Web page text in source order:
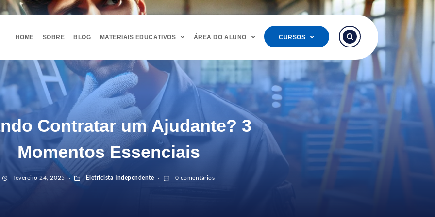
HOME SOBRE BLOG MATERIAIS EDUCATIVOS ÁREA DO ALUNO CURSOS
Contratar um Ajudante? 3
Momentos Essenciais
fevereiro 24, 2025 Eletricista Independente 0 comentários